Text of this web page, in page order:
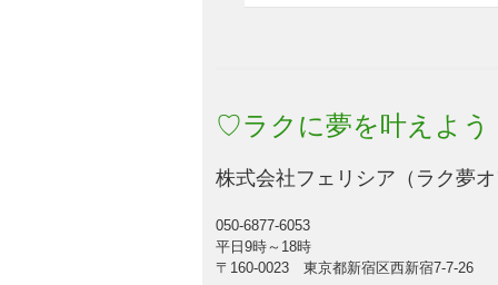
♡ラクに夢を叶えよ
株式会社フェリシア（ラク夢オ
050-6877-6053
平日9時～18時
〒160-0023 東京都新宿区西新宿7-7-26